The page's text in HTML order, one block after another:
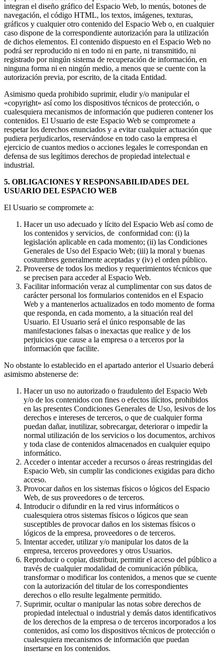
integran el diseño gráfico del Espacio Web, lo menús, botones de
navegación, el código HTML, los textos, imágenes, texturas,
gráficos y cualquier otro contenido del Espacio Web o, en cualquier
caso dispone de la correspondiente autorización para la utilización
de dichos elementos. El contenido dispuesto en el Espacio Web no
podrá ser reproducido ni en todo ni en parte, ni transmitido, ni
registrado por ningún sistema de recuperación de información, en
ninguna forma ni en ningún medio, a menos que se cuente con la
autorización previa, por escrito, de la citada Entidad.
Asimismo queda prohibido suprimir, eludir y/o manipular el
«copyright» así como los dispositivos técnicos de protección, o
cualesquiera mecanismos de información que pudieren contener los
contenidos. El Usuario de este Espacio Web se compromete a
respetar los derechos enunciados y a evitar cualquier actuación que
pudiera perjudicarlos, reservándose en todo caso la empresa el
ejercicio de cuantos medios o acciones legales le correspondan en
defensa de sus legítimos derechos de propiedad intelectual e
industrial.
5. OBLIGACIONES Y RESPONSABILIDADES DEL
USUARIO DEL ESPACIO WEB
El Usuario se compromete a:
Hacer un uso adecuado y lícito del Espacio Web así como de
los contenidos y servicios, de conformidad con: (i) la
legislación aplicable en cada momento; (ii) las Condiciones
Generales de Uso del Espacio Web; (iii) la moral y buenas
costumbres generalmente aceptadas y (iv) el orden público.
Proveerse de todos los medios y requerimientos técnicos que
se precisen para acceder al Espacio Web.
Facilitar información veraz al cumplimentar con sus datos de
carácter personal los formularios contenidos en el Espacio
Web y a mantenerlos actualizados en todo momento de forma
que responda, en cada momento, a la situación real del
Usuario. El Usuario será el único responsable de las
manifestaciones falsas o inexactas que realice y de los
perjuicios que cause a la empresa o a terceros por la
información que facilite.
No obstante lo establecido en el apartado anterior el Usuario deberá
asimismo abstenerse de:
Hacer un uso no autorizado o fraudulento del Espacio Web
y/o de los contenidos con fines o efectos ilícitos, prohibidos
en las presentes Condiciones Generales de Uso, lesivos de los
derechos e intereses de terceros, o que de cualquier forma
puedan dañar, inutilizar, sobrecargar, deteriorar o impedir la
normal utilización de los servicios o los documentos, archivos
y toda clase de contenidos almacenados en cualquier equipo
informático.
Acceder o intentar acceder a recursos o áreas restringidas del
Espacio Web, sin cumplir las condiciones exigidas para dicho
acceso.
Provocar daños en los sistemas físicos o lógicos del Espacio
Web, de sus proveedores o de terceros.
Introducir o difundir en la red virus informáticos o
cualesquiera otros sistemas físicos o lógicos que sean
susceptibles de provocar daños en los sistemas físicos o
lógicos de la empresa, proveedores o de terceros.
Intentar acceder, utilizar y/o manipular los datos de la
empresa, terceros proveedores y otros Usuarios.
Reproducir o copiar, distribuir, permitir el acceso del público a
través de cualquier modalidad de comunicación pública,
transformar o modificar los contenidos, a menos que se cuente
con la autorización del titular de los correspondientes
derechos o ello resulte legalmente permitido.
Suprimir, ocultar o manipular las notas sobre derechos de
propiedad intelectual o industrial y demás datos identificativos
de los derechos de la empresa o de terceros incorporados a los
contenidos, así como los dispositivos técnicos de protección o
cualesquiera mecanismos de información que puedan
insertarse en los contenidos.